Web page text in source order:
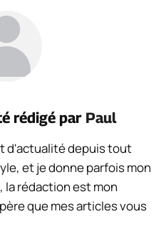
rédigé par Paul
d'actualité depuis tout
et je donne parfois mon
la rédaction est mon
que mes articles vous